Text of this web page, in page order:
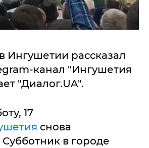
Ингушетии рассказал
канал "Ингушетия
"Диалог.UA".
17
снова
в городе